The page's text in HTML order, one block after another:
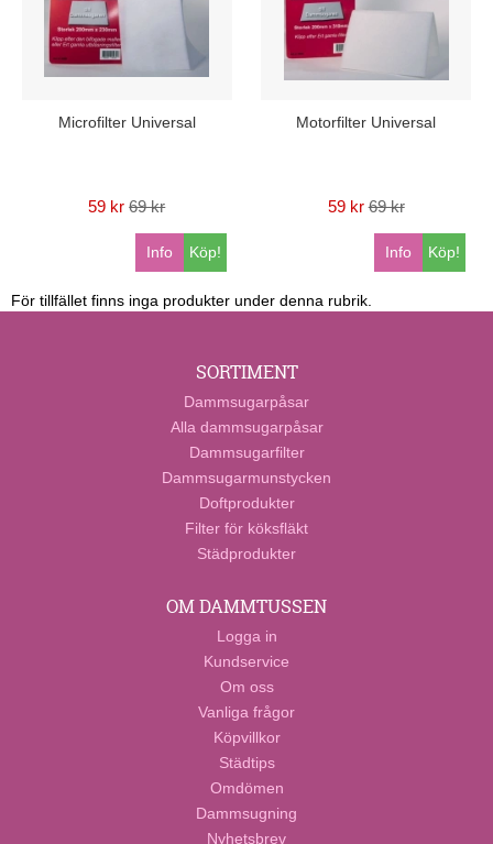
Microfilter Universal
59 kr 69 kr
Köp!
Info
Motorfilter Universal
59 kr 69 kr
Köp!
Info
För tillfället finns inga produkter under denna rubrik.
SORTIMENT
Dammsugarpåsar
Alla dammsugarpåsar
Dammsugarfilter
Dammsugarmunstycken
Doftprodukter
Filter för köksfläkt
Städprodukter
OM DAMMTUSSEN
Logga in
Kundservice
Om oss
Vanliga frågor
Köpvillkor
Städtips
Omdömen
Dammsugning
Nyhetsbrev